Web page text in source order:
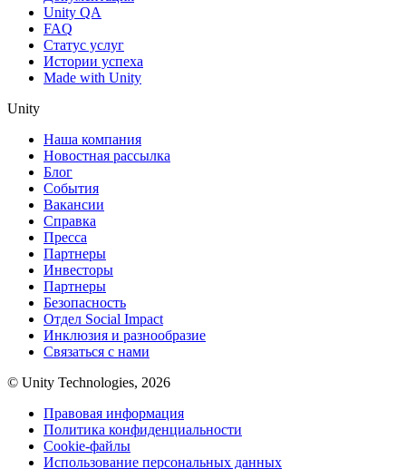
Unity QA
FAQ
Статус услуг
Истории успеха
Made with Unity
Unity
Наша компания
Новостная рассылка
Блог
События
Вакансии
Справка
Пресса
Партнеры
Инвесторы
Партнеры
Безопасность
Отдел Social Impact
Инклюзия и разнообразие
Связаться с нами
© Unity Technologies, 2026
Правовая информация
Политика конфиденциальности
Cookie-файлы
Использование персональных данных